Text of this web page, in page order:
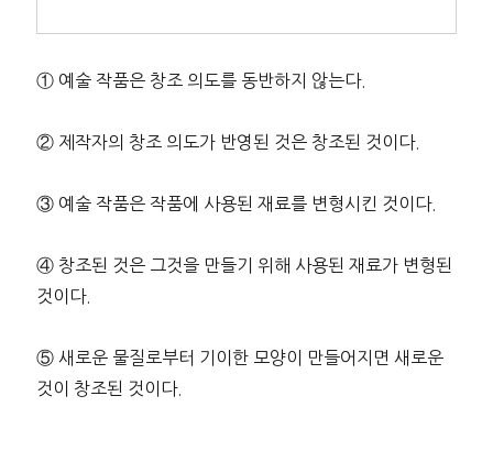
① 예술 작품은 창조 의도를 동반하지 않는다.
② 제작자의 창조 의도가 반영된 것은 창조된 것이다.
③ 예술 작품은 작품에 사용된 재료를 변형시킨 것이다.
④ 창조된 것은 그것을 만들기 위해 사용된 재료가 변형된
것이다.
⑤ 새로운 물질로부터 기이한 모양이 만들어지면 새로운
것이 창조된 것이다.